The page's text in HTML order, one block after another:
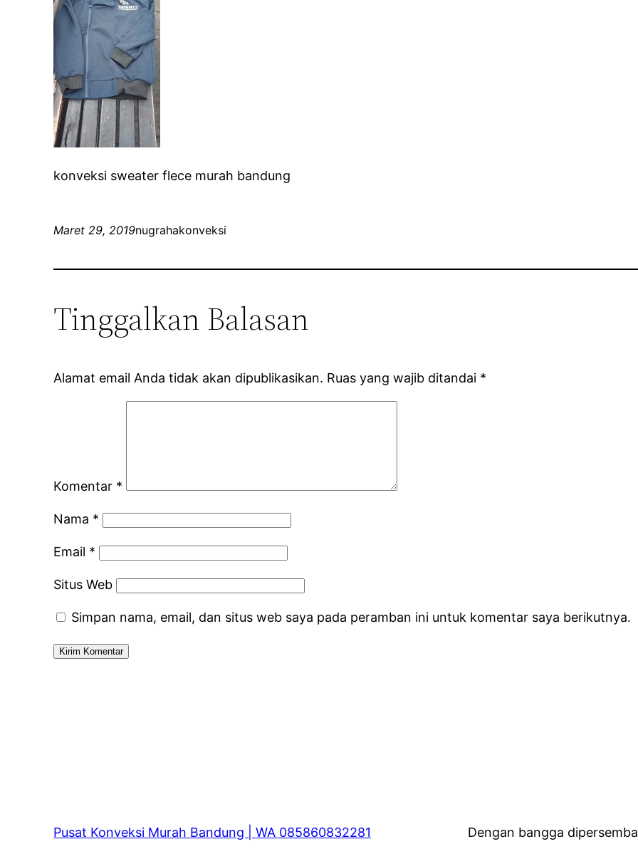
konveksi sweater flece murah bandung
Maret 29, 2019nugrahakonveksi
Tinggalkan Balasan
Alamat email Anda tidak akan dipublikasikan. Ruas yang wajib ditandai *
Komentar *
Nama *
Email *
Situs Web
Simpan nama, email, dan situs web saya pada peramban ini untuk komentar saya berikutnya.
Pusat Konveksi Murah Bandung | WA 085860832281 Dengan bangga